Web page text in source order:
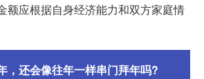
额应根据自身经济能力和双方家庭情
，还会像往年一样串门拜年吗?